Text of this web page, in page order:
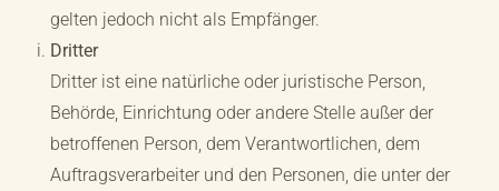
gelten jedoch nicht als Empfänger.
Dritter
Dritter ist eine natürliche oder juristische Person,
Behörde, Einrichtung oder andere Stelle außer der
betroffenen Person, dem Verantwortlichen, dem
Auftragsverarbeiter und den Personen, die unter der